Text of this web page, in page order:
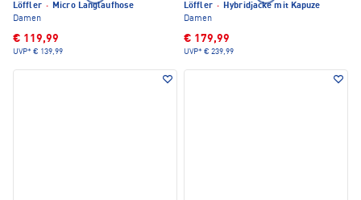
Löffler · Micro Langlaufhose
Damen
€ 119,99
UVP* € 139,99
Löffler · Hybridjacke mit Kapuze
Damen
€ 179,99
UVP* € 239,99